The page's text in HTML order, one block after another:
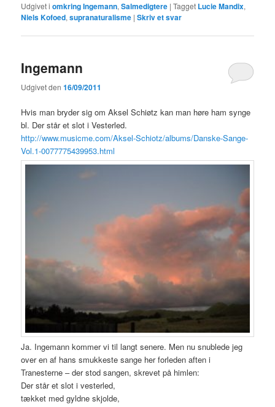
Udgivet i omkring Ingemann,Salmedigtere |Tagget Lucie Mandix,
Niels Kofoed,supranaturalisme |Skriv et svar
Ingemann
Udgivet den16/09/2011
Hvis man bryder sig om Aksel Schiøtz kan man høre ham synge
bl. Der står et slot i Vesterled.
http://www.musicme.com/Aksel-Schiotz/albums/Danske-Sange-
Vol.1-0077775439953.html
Ja. Ingemann kommer vi til langt senere. Men nu snublede jeg
over en af hans smukkeste sange her forleden aften i
Tranesterne – der stod sangen, skrevet på himlen:
Der står et slot i vesterled,
tækket med gyldne skjolde,